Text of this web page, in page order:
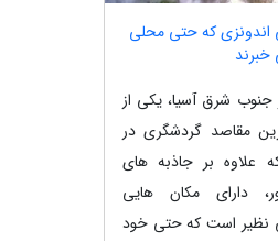
اندونزی که حتی محلی
خبرند
جنوب شرق آسیا، یکی از
مقاصد گردشگری در
علاوه بر جاذبه های
دارای مکان هایی
نظیر است که حتی خود